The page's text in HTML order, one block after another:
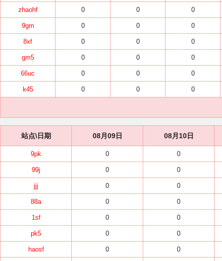
zhaohf 0 0 0
9gm 0 0 0
8xf 0 0 0
gm5 0 0 0
66uc 0 0 0
k45 0 0 0
站点\日期 08月09日 08月10日
9pk 0 0
99j 0 0
jjj 0 0
88a 0 0
1sf 0 0
pk5 0 0
haosf 0 0